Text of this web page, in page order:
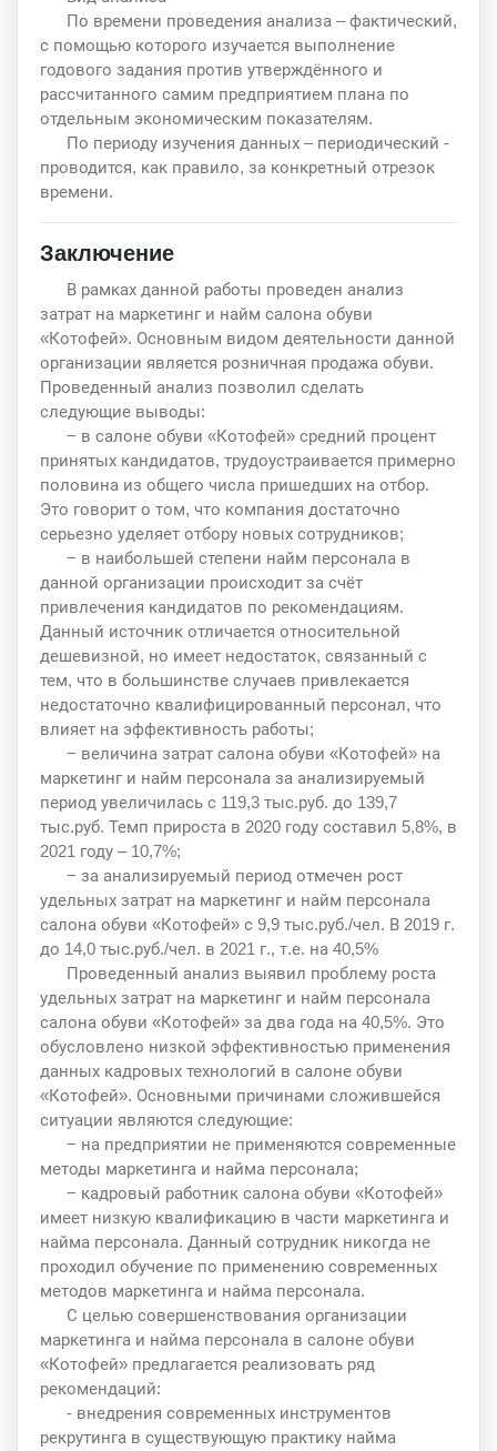
По времени проведения анализа – фактический,
с помощью которого изучается выполнение
годового задания против утверждённого и
рассчитанного самим предприятием плана по
отдельным экономическим показателям.
По периоду изучения данных – периодический -
проводится, как правило, за конкретный отрезок
времени.
Заключение
В рамках данной работы проведен анализ
затрат на маркетинг и найм салона обуви
«Котофей». Основным видом деятельности данной
организации является розничная продажа обуви.
Проведенный анализ позволил сделать
следующие выводы:
− в салоне обуви «Котофей» средний процент
принятых кандидатов, трудоустраивается примерно
половина из общего числа пришедших на отбор.
Это говорит о том, что компания достаточно
серьезно уделяет отбору новых сотрудников;
− в наибольшей степени найм персонала в
данной организации происходит за счёт
привлечения кандидатов по рекомендациям.
Данный источник отличается относительной
дешевизной, но имеет недостаток, связанный с
тем, что в большинстве случаев привлекается
недостаточно квалифицированный персонал, что
влияет на эффективность работы;
− величина затрат салона обуви «Котофей» на
маркетинг и найм персонала за анализируемый
период увеличилась с 119,3 тыс.руб. до 139,7
тыс.руб. Темп прироста в 2020 году составил 5,8%, в
2021 году – 10,7%;
− за анализируемый период отмечен рост
удельных затрат на маркетинг и найм персонала
салона обуви «Котофей» с 9,9 тыс.руб./чел. В 2019 г.
до 14,0 тыс.руб./чел. в 2021 г., т.е. на 40,5%
Проведенный анализ выявил проблему роста
удельных затрат на маркетинг и найм персонала
салона обуви «Котофей» за два года на 40,5%. Это
обусловлено низкой эффективностью применения
данных кадровых технологий в салоне обуви
«Котофей». Основными причинами сложившейся
ситуации являются следующие:
− на предприятии не применяются современные
методы маркетинга и найма персонала;
− кадровый работник салона обуви «Котофей»
имеет низкую квалификацию в части маркетинга и
найма персонала. Данный сотрудник никогда не
проходил обучение по применению современных
методов маркетинга и найма персонала.
С целью совершенствования организации
маркетинга и найма персонала в салоне обуви
«Котофей» предлагается реализовать ряд
рекомендаций:
- внедрения современных инструментов
рекрутинга в существующую практику найма